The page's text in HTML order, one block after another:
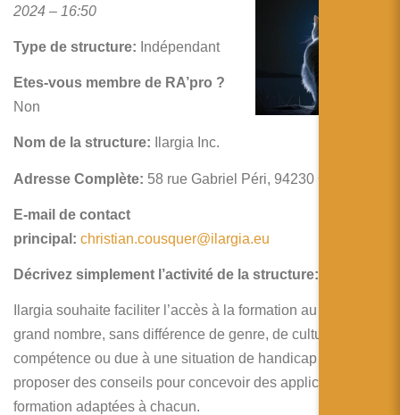
Français
Deutsch
2024 – 16:50
Type de structure: Indépendant
Etes-vous membre de RA’pro ?
Non
Nom de la structure: Ilargia Inc.
Adresse Complète: 58 rue Gabriel Péri, 94230 Cachan
E-mail de contact
principal: christian.cousquer@ilargia.eu
Décrivez simplement l’activité de la structure:
Ilargia souhaite faciliter l’accès à la formation au plus
grand nombre, sans différence de genre, de culture de
compétence ou due à une situation de handicap et
proposer des conseils pour concevoir des applications de
formation adaptées à chacun.